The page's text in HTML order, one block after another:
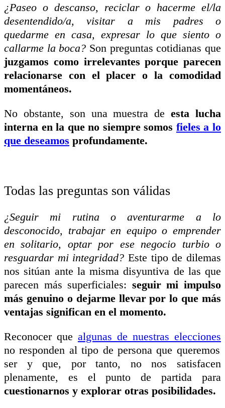
¿Paseo o descanso, reciclar o hacerme el/la
desentendido/a, visitar a mis padres o
quedarme en casa, expresar lo que siento o
callarme la boca? Son preguntas cotidianas que
juzgamos como irrelevantes porque parecen
relacionarse con el placer o la comodidad
momentáneos.
No obstante, son una muestra de esta lucha
interna en la que no siempre somos fieles a lo
que deseamos profundamente.
Todas las preguntas son válidas
¿Seguir mi rutina o aventurarme a lo
desconocido, trabajar en equipo o emprender
en solitario, optar por ese negocio turbio o
resguardar mi integridad? Este tipo de dilemas
nos sitúan ante la misma disyuntiva de las que
parecen más superficiales: seguir mi impulso
más genuino o dejarme llevar por lo que más
ventajas significan en el momento.
Reconocer que algunas de nuestras elecciones
no responden al tipo de persona que queremos
ser y que, por tanto, no nos satisfacen
plenamente, es el punto de partida para
cuestionarnos y explorar otras posibilidades.